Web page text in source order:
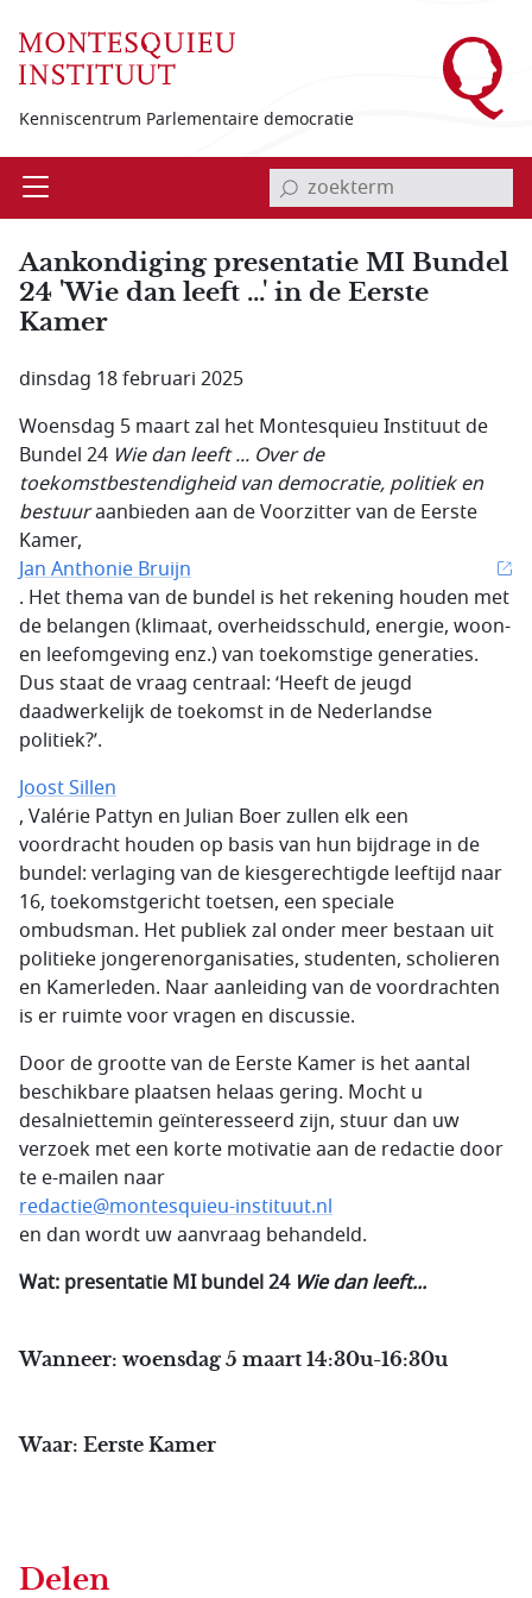
Kenniscentrum Parlementaire democratie
Open invoerveld zoekterm
Aankondiging presentatie MI Bundel
24 'Wie dan leeft ...' in de Eerste
Kamer
dinsdag 18 februari 2025
Woensdag 5 maart zal het Montesquieu Instituut de
Bundel 24 Wie dan leeft ... Over de
toekomstbestendigheid van democratie, politiek en
bestuuraanbieden aan de Voorzitter van de Eerste
Kamer,
Jan Anthonie Bruijn
. Het thema van de bundel is het rekening houden met
de belangen (klimaat, overheidsschuld, energie, woon-
en leefomgeving enz.) van toekomstige generaties.
Dus staat de vraag centraal: ‘Heeft de jeugd
daadwerkelijk de toekomst in de Nederlandse
politiek?’.
Joost Sillen
, Valérie Pattyn en Julian Boer zullen elk een
voordracht houden op basis van hun bijdrage in de
bundel: verlaging van de kiesgerechtigde leeftijd naar
16, toekomstgericht toetsen, een speciale
ombudsman. Het publiek zal onder meer bestaan uit
politieke jongerenorganisaties, studenten, scholieren
en Kamerleden. Naar aanleiding van de voordrachten
is er ruimte voor vragen en discussie.
Door de grootte van de Eerste Kamer is het aantal
beschikbare plaatsen helaas gering. Mocht u
desalniettemin geïnteresseerd zijn, stuur dan uw
verzoek met een korte motivatie aan de redactie door
te e-mailen naar
redactie@montesquieu-instituut.nl
en dan wordt uw aanvraag behandeld.
Wat: presentatie MI bundel 24 Wie dan leeft...
Wanneer: woensdag 5 maart 14:30u-16:30u
Waar: Eerste Kamer
Delen